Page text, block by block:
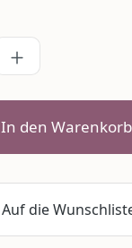
In den Warenkorb
Auf die